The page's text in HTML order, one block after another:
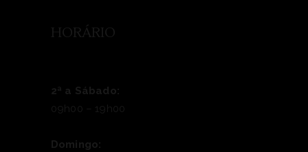
HORÁRIO
2ª a Sábado:
09h00 – 19h00
Domingo: